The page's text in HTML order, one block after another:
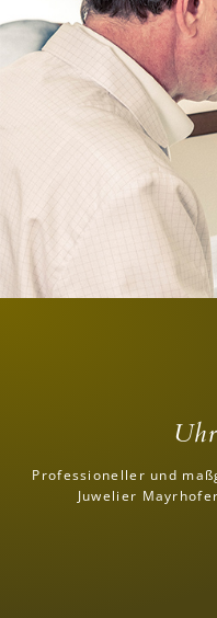
Professioneller und
Juwelier